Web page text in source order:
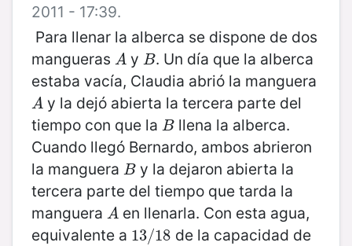
2011 - 17:39.
Para llenar la alberca se dispone de dos
mangueras A
A y B
B. Un día que la alberca
estaba vacía, Claudia abrió la manguera
A
A y la dejó abierta la tercera parte del
tiempo con que la B
Bllena la alberca.
Cuando llegó Bernardo, ambos abrieron
la manguera B
By la dejaron abierta la
tercera parte del tiempo que tarda la
manguera A
A en llenarla. Con esta agua,
equivalente a 13/18
13/18 de la capacidad de